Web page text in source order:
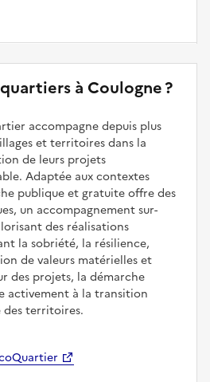
à Coulogne ?
accompagne depuis plus
et territoires dans la
de leurs projets
Adaptée aux contextes
publique et gratuite offre des
un accompagnement sur-
des réalisations
la sobriété, la résilience,
de valeurs matérielles et
des projets, la démarche
activement à la transition
des territoires.